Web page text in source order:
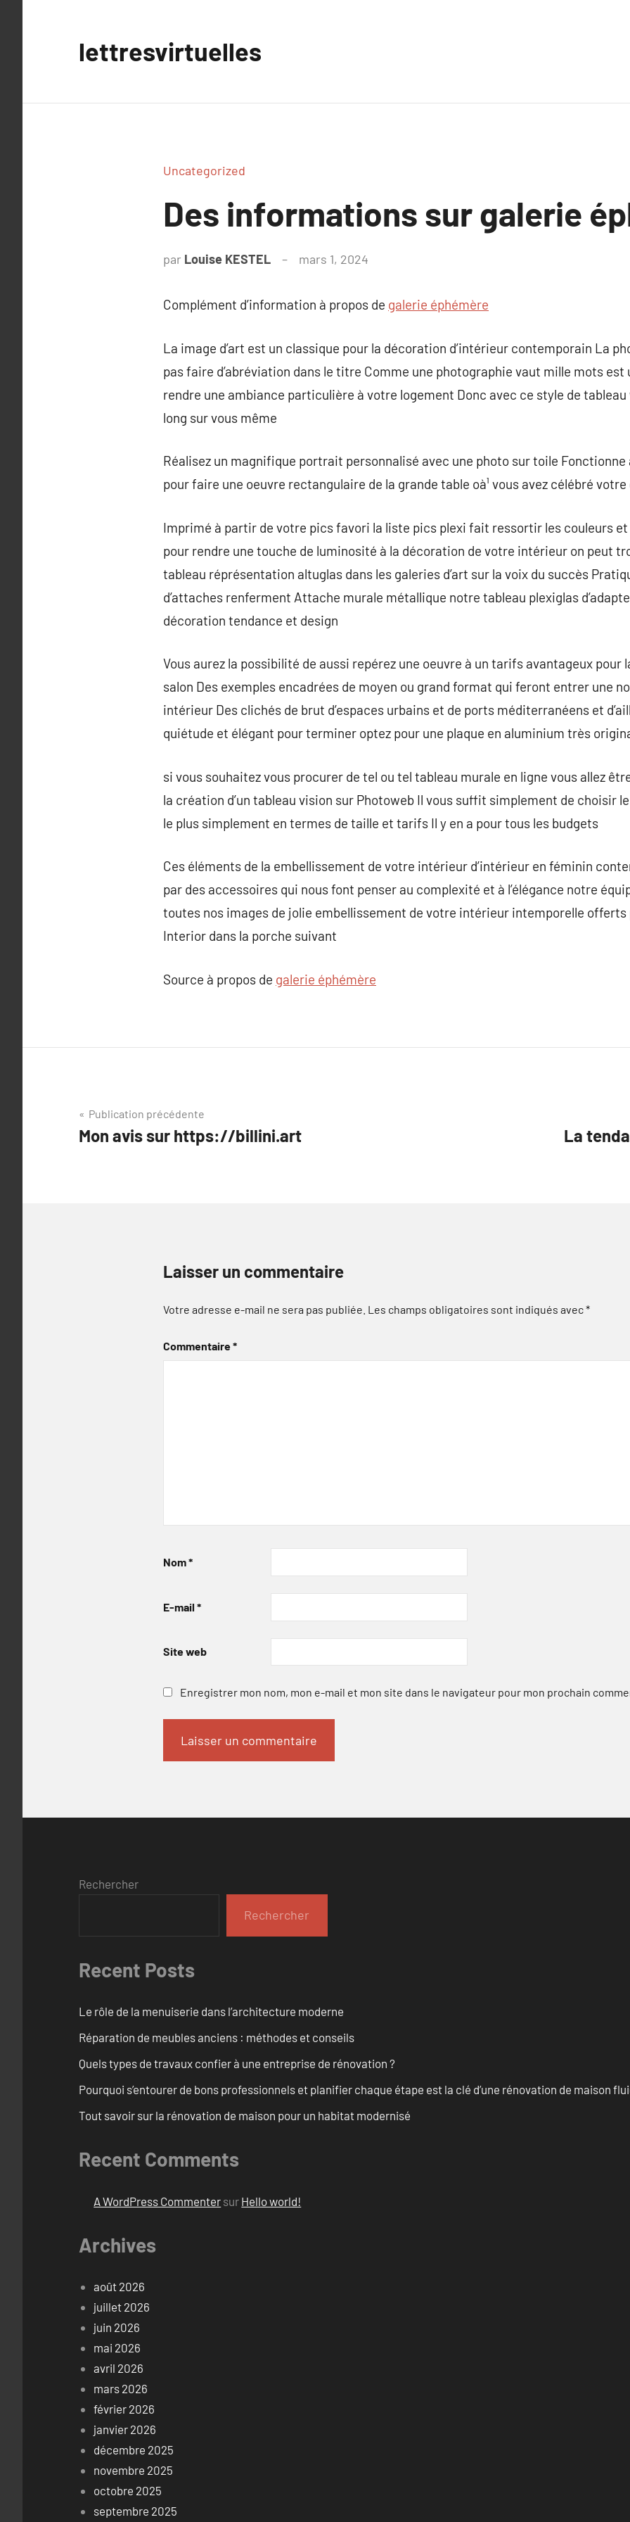
lettresvirtuelles
Uncategorized
Des informations sur galerie
par Louise KESTEL mars 1, 2024
Complément d’information à propos de galerie éphémère
La image d’art est un classique pour la décoration d’intérieur contemporain La
pas faire d’abréviation dans le titre Comme une photographie vaut mille mots
rendre une ambiance particulière à votre logement Donc avec ce style de
long sur vous même
Réalisez un magnifique portrait personnalisé avec une photo sur toile Fonctionne
pour faire une oeuvre rectangulaire de la grande table oà¹ vous avez célébré
Imprimé à partir de votre pics favori la liste pics plexi fait ressortir les couleurs et
pour rendre une touche de luminosité à la décoration de votre intérieur on peut
tableau réprésentation altuglas dans les galeries d’art sur la voix du succès
d’attaches renferment Attache murale métallique notre tableau plexiglas
décoration tendance et design
Vous aurez la possibilité de aussi repérez une oeuvre à un tarifs avantageux pour
salon Des exemples encadrées de moyen ou grand format qui feront entrer une
intérieur Des clichés de brut d’espaces urbains et de ports méditerranéens et
quiétude et élégant pour terminer optez pour une plaque en aluminium très
si vous souhaitez vous procurer de tel ou tel tableau murale en ligne vous allez
la création d’un tableau vision sur Photoweb Il vous suffit simplement de choisir
le plus simplement en termes de taille et tarifs Il y en a pour tous les budgets
Ces éléments de la embellissement de votre intérieur d’intérieur en féminin
par des accessoires qui nous font penser au complexité et à l’élégance notre
toutes nos images de jolie embellissement de votre intérieur intemporelle offerts
Interior dans la porche suivant
Source à propos de galerie éphémère
Navigation
de
Publication précédente
Mon avis sur https://billini.art La
Laisser un commentaire
Votre adresse e-mail ne sera pas publiée. Les champs obligatoires sont indiqués avec*
Commentaire*
Nom*
E-mail *
Site web
Enregistrer mon nom, mon e-mail et mon site dans le navigateur pour mon prochain
Rechercher
Rechercher
Recent Posts
Le rôle de la menuiserie dans l’architecture moderne
Réparation de meubles anciens : méthodes et conseils
Quels types de travaux confier à une entreprise de rénovation ?
Pourquoi s’entourer de bons professionnels et planifier chaque étape est la clé d’une rénovation de maison
Tout savoir sur la rénovation de maison pour un habitat modernisé
Recent Comments
A WordPress Commenter sur Hello world!
Archives
août 2026
juillet 2026
juin 2026
mai 2026
avril 2026
mars 2026
février 2026
janvier 2026
décembre 2025
novembre 2025
octobre 2025
septembre 2025